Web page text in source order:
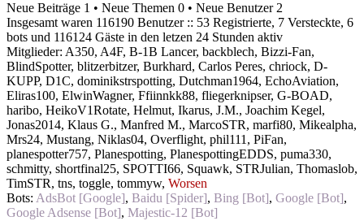
Neue Beiträge 1 • Neue Themen 0 • Neue Benutzer 2
Insgesamt waren 116190 Benutzer :: 53 Registrierte, 7 Versteckte, 6
bots und 116124 Gäste in den letzen 24 Stunden aktiv
Mitglieder: A350, A4F, B-1B Lancer, backblech, Bizzi-Fan,
BlindSpotter, blitzerbitzer, Burkhard, Carlos Peres, chriock, D-
KUPP, D1C, dominikstrspotting, Dutchman1964, EchoAviation,
Eliras100, ElwinWagner, Ffiinnkk88, fliegerknipser, G-BOAD,
haribo, HeikoV1Rotate, Helmut, Ikarus, J.M., Joachim Kegel,
Jonas2014, Klaus G., Manfred M., MarcoSTR, marfi80, Mikealpha,
Mrs24, Mustang, Niklas04, Overflight, phil111 , PiFan,
planespotter757, Planespotting, PlanespottingEDDS, puma330,
schmitty, shortfinal25, SPOTTI66, Squawk, STRJulian, Thomaslob,
TimSTR, tns, toggle, tommyw, Worsen
Bots: AdsBot [Google], Baidu [Spider], Bing [Bot], Google [Bot],
Google Adsense [Bot], Majestic-12 [Bot]